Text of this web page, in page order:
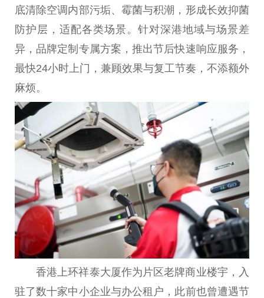
底清除空调内部污垢、霉菌与积潮，形成长效抑菌
防护层，适配各类场景。针对深港地域与场景差
异，品牌定制专属方案，推出节后快速响应服务，
最快24小时上门，兼顾效果与复工节奏，不添额外
麻烦。
香港 上环祥泰大厦作为片区老牌商业楼宇，入
驻了数十家中小企业与办公租户，此前也曾遭遇节